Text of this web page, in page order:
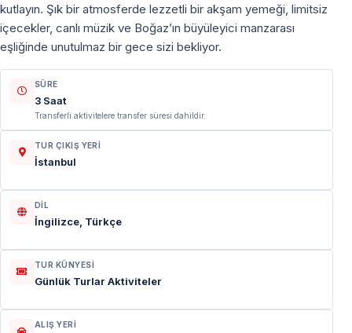
kutlayın. Şık bir atmosferde lezzetli bir akşam yemeği, limitsiz
içecekler, canlı müzik ve Boğaz’ın büyüleyici manzarası
eşliğinde unutulmaz bir gece sizi bekliyor.
SÜRE
3 Saat
Transferli aktivitelere transfer süresi dahildir.
TUR ÇIKIŞ YERI
İstanbul
DIL
İngilizce, Türkçe
TUR KÜNYESI
Günlük Turlar Aktiviteler
ALIŞ YERI